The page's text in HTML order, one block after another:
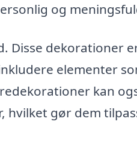
og
Disse dekorationer
elementer
kan
hvilket gør dem